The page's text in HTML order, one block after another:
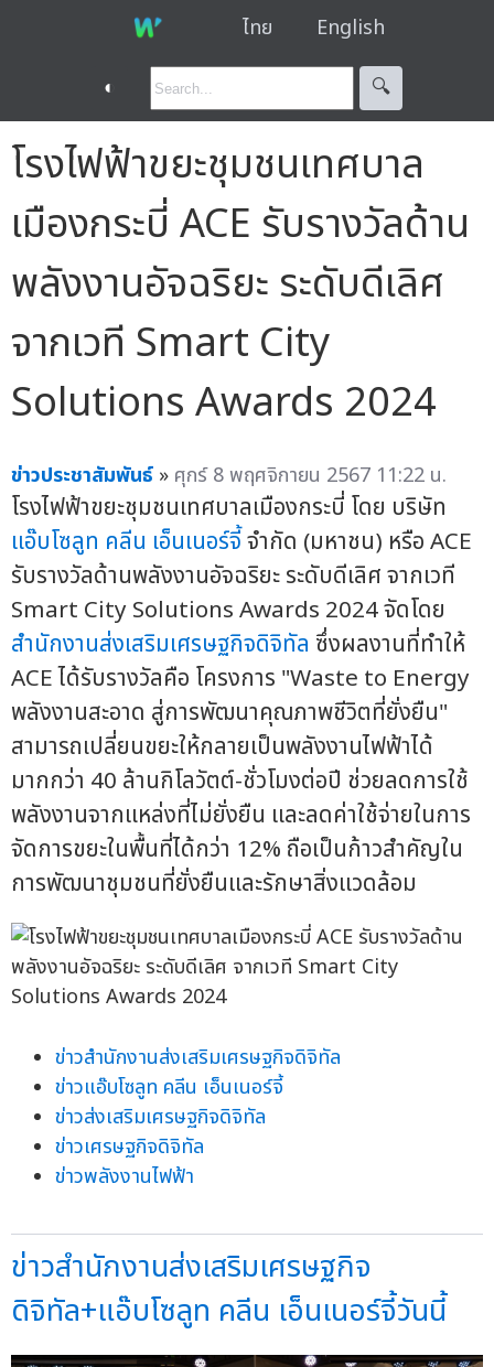
ไทย English
◐ 🔍︎
โรงไฟฟ้าขยะชุมชนเทศบาล
เมืองกระบี่ ACE รับรางวัลด้าน
พลังงานอัจฉริยะ ระดับดีเลิศ
จากเวที Smart City
Solutions Awards 2024
ข่าวประชาสัมพันธ์ » ศุกร์ 8 พฤศจิกายน 2567 11:22 น.
โรงไฟฟ้าขยะชุมชนเทศบาลเมืองกระบี่ โดย บริษัท
แอ๊บโซลูท คลีน เอ็นเนอร์จี้จำกัด (มหาชน) หรือ ACE
รับรางวัลด้านพลังงานอัจฉริยะ ระดับดีเลิศ จากเวที
Smart City Solutions Awards 2024 จัดโดย
สำนักงานส่งเสริมเศรษฐกิจดิจิทัล ซึ่งผลงานที่ทำให้
ACE ได้รับรางวัลคือ โครงการ "Waste to Energy
พลังงานสะอาด สู่การพัฒนาคุณภาพชีวิตที่ยั่งยืน"
สามารถเปลี่ยนขยะให้กลายเป็นพลังงานไฟฟ้าได้
มากกว่า 40 ล้านกิโลวัตต์-ชั่วโมงต่อปี ช่วยลดการใช้
พลังงานจากแหล่งที่ไม่ยั่งยืน และลดค่าใช้จ่ายในการ
จัดการขยะในพื้นที่ได้กว่า 12% ถือเป็นก้าวสำคัญใน
การพัฒนาชุมชนที่ยั่งยืนและรักษาสิ่งแวดล้อม
ข่าวสำนักงานส่งเสริมเศรษฐกิจดิจิทัล
ข่าวแอ๊บโซลูท คลีน เอ็นเนอร์จี้
ข่าวส่งเสริมเศรษฐกิจดิจิทัล
ข่าวเศรษฐกิจดิจิทัล
ข่าวพลังงานไฟฟ้า
ข่าวสำนักงานส่งเสริมเศรษฐกิจ
ดิจิทัล+แอ๊บโซลูท คลีน เอ็นเนอร์จี้วันนี้